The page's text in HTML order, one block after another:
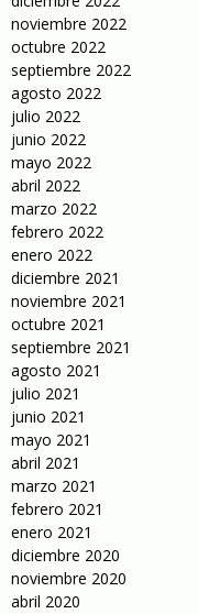
noviembre 2022
octubre 2022
septiembre 2022
agosto 2022
julio 2022
junio 2022
mayo 2022
abril 2022
marzo 2022
febrero 2022
enero 2022
diciembre 2021
noviembre 2021
octubre 2021
septiembre 2021
agosto 2021
julio 2021
junio 2021
mayo 2021
abril 2021
marzo 2021
febrero 2021
enero 2021
diciembre 2020
noviembre 2020
abril 2020